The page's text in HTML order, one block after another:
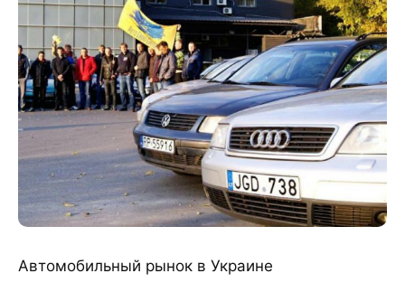
Автомобильный рынок в Украине